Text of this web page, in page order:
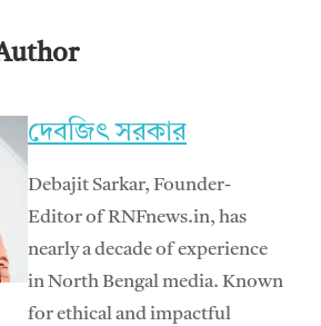
দেবজিৎ সরকার
Debajit Sarkar, Founder-
Editor of RNFnews.in, has
nearly a decade of experience
in North Bengal media. Known
for ethical and impactful